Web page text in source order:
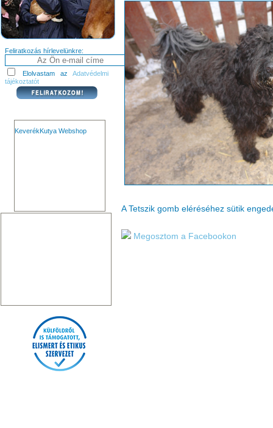
Feliratkozás hírlevelünkre:
Elolvastam az Adatvédelmi
tájékoztatót
KeverékKutya Webshop
A Tetszik gomb eléréséhez sütik
Megosztom a Facebookon